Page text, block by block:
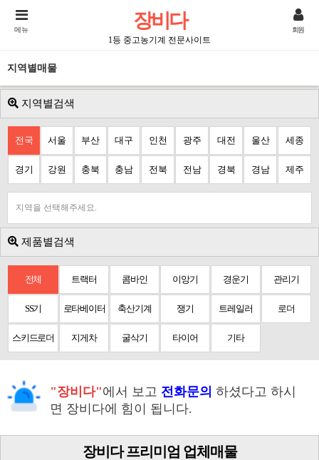
장비다
1등 중고농기계 전문사이트
메뉴 회원
지역별매물
지역별검색
전국 서울 부산 대구 인천 광주 대전 울산 세종
경기 강원 충북 충남 전북 전남 경북 경남 제주
지역을 선택해주세요.
제품별검색
전체 트랙터 콤바인 이앙기 경운기 관리기
SS기 로타베이터 축산기계 쟁기 트레일러 로더
스키드로더 지게차 굴삭기 타이어 기타
"장비다"에서 보고 전화문의 하셨다고 하시
면 장비다에 힘이 됩니다.
장비다 프리미엄 업체매물